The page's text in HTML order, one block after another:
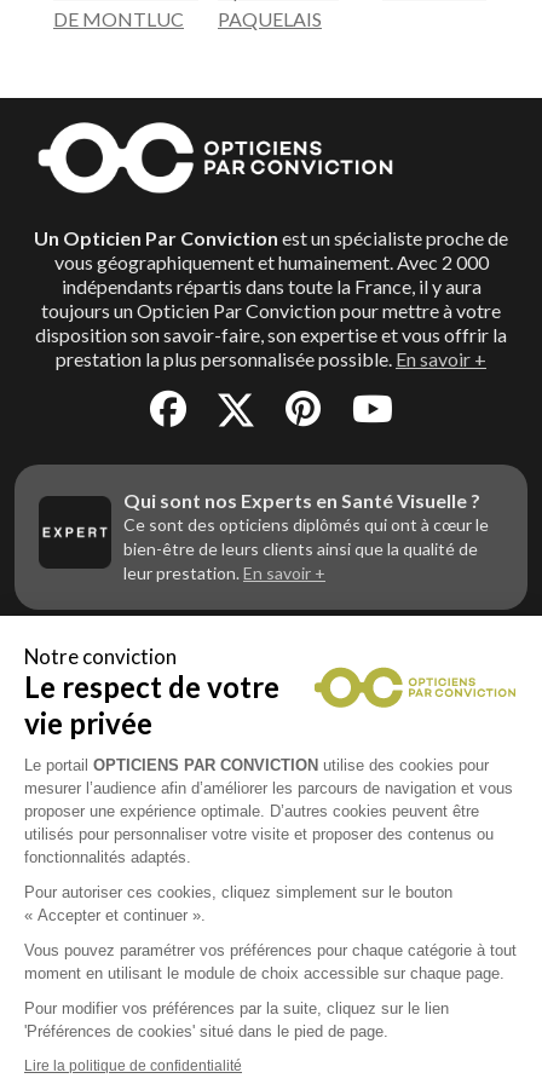
DE MONTLUC
PAQUELAIS
Un Opticien Par Conviction est un spécialiste proche de
vous géographiquement et humainement. Avec 2 000
indépendants répartis dans toute la France, il y aura
toujours un Opticien Par Conviction pour mettre à votre
disposition son savoir-faire, son expertise et vous offrir la
prestation la plus personnalisée possible. En savoir +
Qui sont nos Experts en Santé Visuelle ?
Ce sont des opticiens diplômés qui ont à cœur le
bien-être de leurs clients ainsi que la qualité de
leur prestation. En savoir +
Vous êtes un professionnel de la vue et
vous souhaitez nous rejoindre ?
Contactez Alliance Optic, la centrale d’achats et
d’accompagnement des opticiens indépendants
Contacts
Notre conviction
Le respect de votre
vie privée
Le portail OPTICIENS PAR CONVICTION utilise des cookies pour
mesurer l’audience afin d’améliorer les parcours de navigation et vous
proposer une expérience optimale. D’autres cookies peuvent être
utilisés pour personnaliser votre visite et proposer des contenus ou
fonctionnalités adaptés.
Pour autoriser ces cookies, cliquez simplement sur le bouton
« Accepter et continuer ».
Vous pouvez paramétrer vos préférences pour chaque catégorie à tout
moment en utilisant le module de choix accessible sur chaque page.
Pour modifier vos préférences par la suite, cliquez sur le lien
'Préférences de cookies' situé dans le pied de page.
Lire la politique de confidentialité